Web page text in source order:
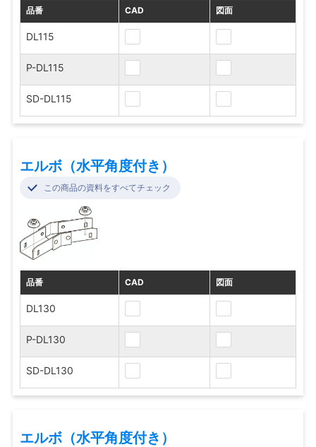
品番 CAD 図面
DL115
P-DL115
SD-DL115
エルボ（水平角度付き）
この商品の資料をすべてチェック
品番 CAD 図面
DL130
P-DL130
SD-DL130
エルボ（水平角度付き）